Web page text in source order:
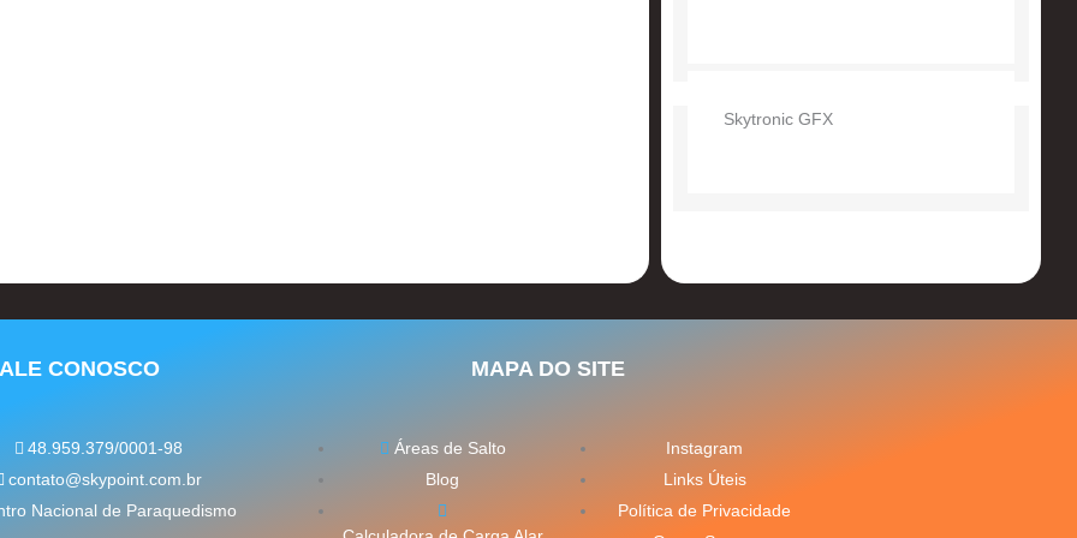
Skytronic GFX
CONOSCO
48.959.379/0001-98
contato@skypoint.com.br
Nacional de Paraquedismo
MAPA DO SITE
Áreas de Salto
Blog
Instagram
Links Úteis
Política de Privacidade